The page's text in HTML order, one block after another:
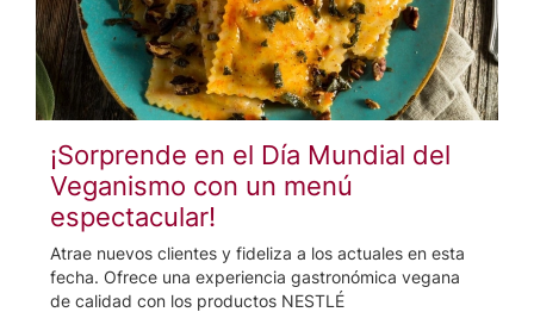
¡Sorprende en el Día Mundial del
Veganismo con un menú
espectacular!
Atrae nuevos clientes y fideliza a los actuales en esta
fecha. Ofrece una experiencia gastronómica vegana
de calidad con los productos NESTLÉ